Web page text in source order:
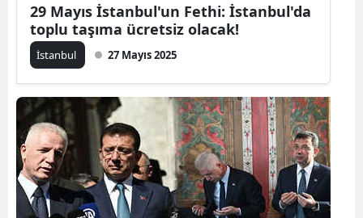
Manisa
Mardin
Muğla
29 Mayıs İstanbul'un Fethi: İstanbul'da
toplu taşıma ücretsiz olacak!
İstanbul 27 Mayıs 2025